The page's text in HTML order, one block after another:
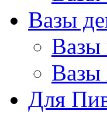
Вазы
Вазы
Вазы
Для